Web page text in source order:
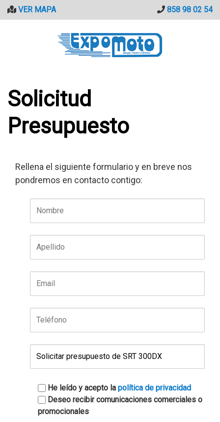
SaltarVER MAPA 858 98 02 54
Solicitud
Presupuesto
Rellena el siguiente formulario y en breve nos
pondremos en contacto contigo:
He leído y acepto la política de privacidad
Deseo recibir comunicaciones comerciales o
promocionales